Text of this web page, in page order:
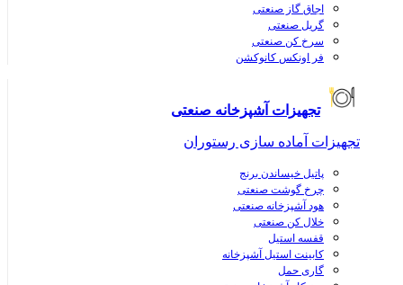
اجاق گاز صنعتی
گریل صنعتی
سرخ کن صنعتی
فر اونکس کانوکشن
تجهیزات آشپزخانه صنعتی
تجهیزات آماده سازی رستوران
پاتیل خیساندن برنج
چرخ گوشت صنعتی
هود آشپزخانه صنعتی
خلال کن صنعتی
قفسه استیل
کابینت استیل آشپزخانه
گاری حمل